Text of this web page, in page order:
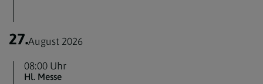
27.August 2026
08:00 Uhr
Hl. Messe